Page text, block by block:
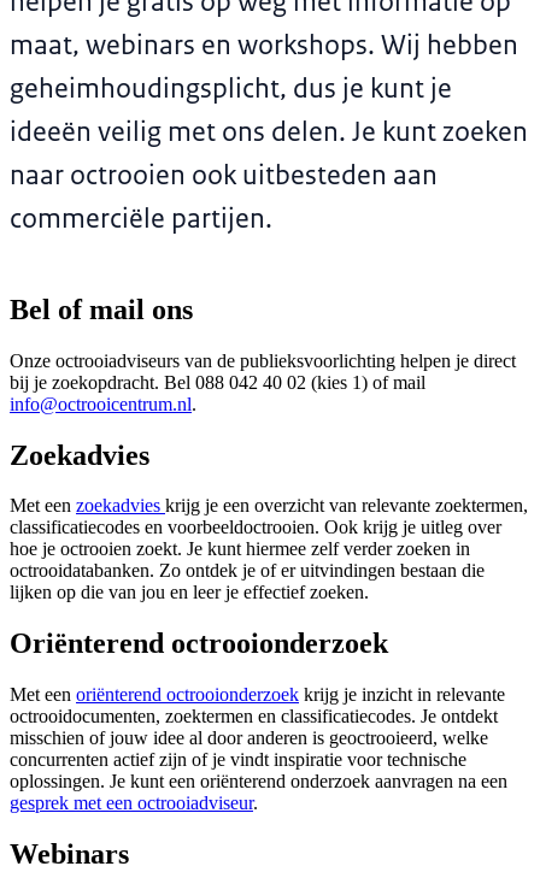
Bel of mail ons
Onze octrooiadviseurs van de publieksvoorlichting helpen je direct
bij je zoekopdracht. Bel 088 042 40 02 (kies 1) of mail
info@octrooicentrum.nl.
Zoekadvies
Met een zoekadvies krijg je een overzicht van relevante zoektermen,
classificatiecodes en voorbeeldoctrooien. Ook krijg je uitleg over
hoe je octrooien zoekt. Je kunt hiermee zelf verder zoeken in
octrooidatabanken. Zo ontdek je of er uitvindingen bestaan die
lijken op die van jou en leer je effectief zoeken.
Oriënterend octrooionderzoek
Met een oriënterend octrooionderzoek krijg je inzicht in relevante
octrooidocumenten, zoektermen en classificatiecodes. Je ontdekt
misschien of jouw idee al door anderen is geoctrooieerd, welke
concurrenten actief zijn of je vindt inspiratie voor technische
oplossingen. Je kunt een oriënterend onderzoek aanvragen na een
gesprek met een octrooiadviseur.
Webinars
maat, webinars en workshops. Wij hebben
geheimhoudingsplicht, dus je kunt je
ideeën veilig met ons delen. Je kunt zoeken
naar octrooien ook uitbesteden aan
commerciële partijen.